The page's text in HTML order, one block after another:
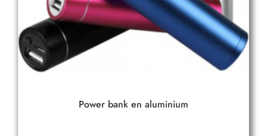
Power bank en aluminium